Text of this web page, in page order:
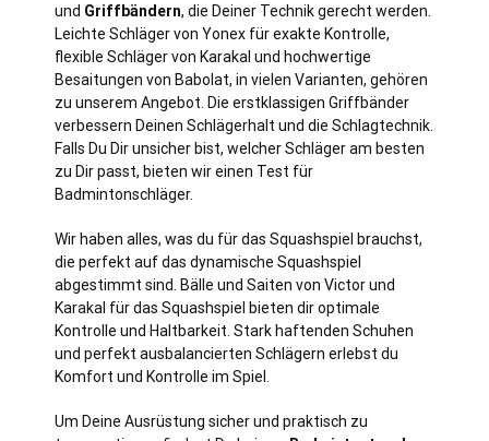
und Griffbändern, die Deiner Technik gerecht werden.
Leichte Schläger von Yonex für exakte Kontrolle,
flexible Schläger von Karakal und hochwertige
Besaitungen von Babolat, in vielen Varianten, gehören
zu unserem Angebot. Die erstklassigen Griffbänder
verbessern Deinen Schlägerhalt und die Schlagtechnik.
Falls Du Dir unsicher bist, welcher Schläger am besten
zu Dir passt, bieten wir einen Test für
Badmintonschläger.
Wir haben alles, was du für das Squashspiel brauchst,
die perfekt auf das dynamische Squashspiel
abgestimmt sind. Bälle und Saiten von Victor und
Karakal für das Squashspiel bieten dir optimale
Kontrolle und Haltbarkeit. Stark haftenden Schuhen
und perfekt ausbalancierten Schlägern erlebst du
Komfort und Kontrolle im Spiel.
Um Deine Ausrüstung sicher und praktisch zu